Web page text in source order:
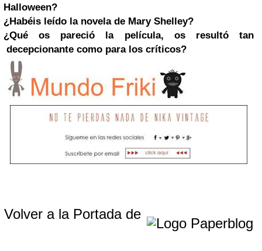
Halloween?
¿Habéis leído la novela de Mary Shelley?
¿Qué os pareció la película, os resultó tan
decepcionante como para los críticos?
Volver a la Portada de